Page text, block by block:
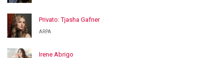
Privato: Tjasha Gafner
ARPA
Irene Abrigo